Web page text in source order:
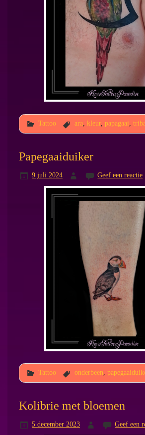
Tattoo ara kleur, papagaai
Papegaaiduiker
9 juli 2024 Geef een reactie
Tattoo onderbeen,
Kolibrie met bloemen
5 december 2023 Geef een